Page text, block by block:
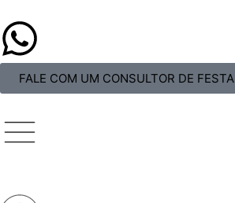
FALE COM UM CONSULTOR DE FESTA